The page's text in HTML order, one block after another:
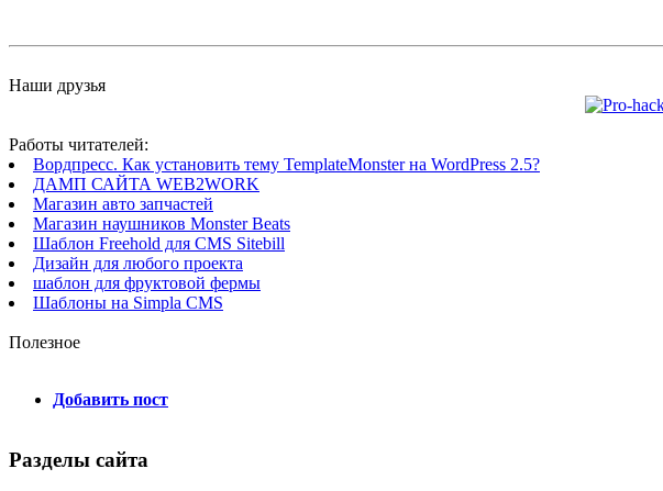
Наши друзья
Работы читателей:
Вордпресс. Как установить тему TemplateMonster на WordPress 2.5?
ДАМП САЙТА WEB2WORK
Магазин авто запчастей
Магазин наушников Monster Beats
Шаблон Freehold для CMS Sitebill
Дизайн для любого проекта
шаблон для фруктовой фермы
Шаблоны на Simpla CMS
Полезное
Добавить пост
Разделы сайта